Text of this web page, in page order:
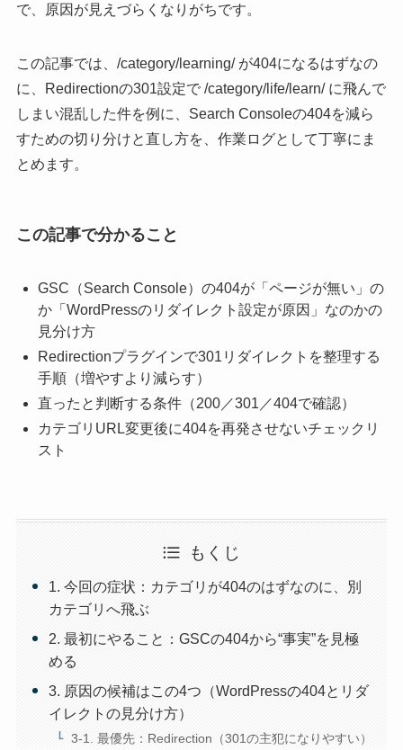
で、原因が見えづらくなりがちです。
この記事では、/category/learning/ が404になるはずなの
に、Redirectionの301設定で /category/life/learn/ に飛んで
しまい混乱した件を例に、Search Consoleの404を減ら
すための切り分けと直し方を、作業ログとして丁寧にま
とめます。
この記事で分かること
GSC（Search Console）の404が「ページが無い」の
か「WordPressのリダイレクト設定が原因」なのかの
見分け方
Redirectionプラグインで301リダイレクトを整理する
手順（増やすより減らす）
直ったと判断する条件（200／301／404で確認）
カテゴリURL変更後に404を再発させないチェックリ
スト
もくじ
1. 今回の症状：カテゴリが404のはずなのに、別
カテゴリへ飛ぶ
2. 最初にやること：GSCの404から“事実”を見極
める
3. 原因の候補はこの4つ（WordPressの404とリダ
イレクトの見分け方）
3-1. 最優先：Redirection（301の主犯になりやすい）